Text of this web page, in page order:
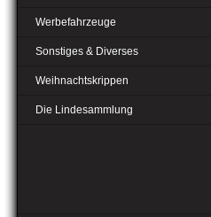
Werbefahrzeuge
Sonstiges & Diverses
Weihnachtskrippen
Die Lindesammlung